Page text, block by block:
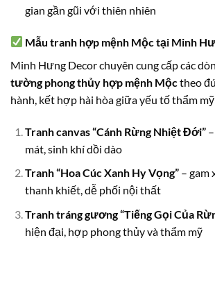
gian gần gũi với thiên nhiên
Mẫu tranh hợp mệnh Mộc tại Minh
Minh Hưng Decor chuyên cung cấp các
tường phong thủy hợp mệnh Mộctheo
hành, kết hợp hài hòa giữa yếu tố thẩm
Tranh canvas “Cánh Rừng Nhiệt Đới”–
mát, sinh khí dồi dào
Tranh “Hoa Cúc Xanh Hy Vọng”– gam
thanh khiết, dễ phối nội thất
Tranh tráng gương “Tiếng Gọi Của
hiện đại, hợp phong thủy và thẩm mỹ